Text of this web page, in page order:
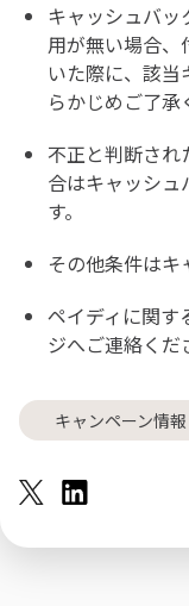
キャッシュバッ
用が無い場合、
いた際に、該当
らかじめご了承
不正と判断さ
合はキャッシュ
す。
その他条件はキ
ペイディに関す
ジへご連絡くだ
キャンペーン情報